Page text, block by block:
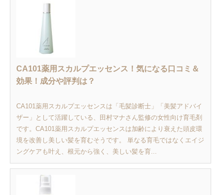
CA101薬用スカルプエッセンス！気になる口コミ＆
効果！成分や評判は？
CA101薬用スカルプエッセンスは「毛髪診断士」「美髪アドバイ
ザー」として活躍している、田村マナさん監修の女性向け育毛剤
です。CA101薬用スカルプエッセンスは加齢により衰えた頭皮環
境を改善し美しい髪を育むそうです。 単なる育毛ではなくエイジ
ングケアも叶え、根元から強く、美しい髪を育...